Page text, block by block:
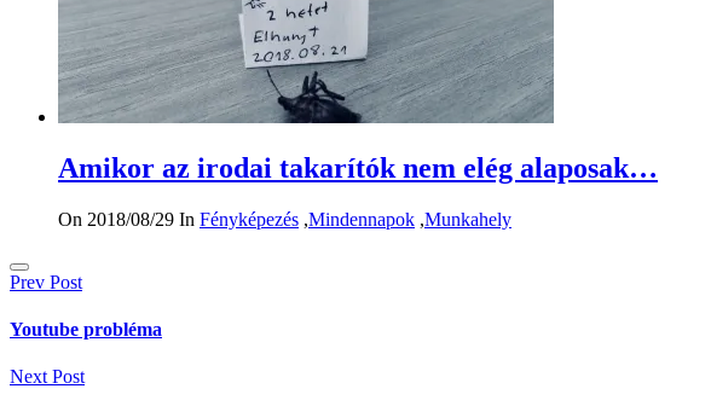
Amikor az irodai takarítók nem elég alaposak…
On 2018/08/29 In Fényképezés ,Mindennapok ,Munkahely
Bejegyzés
navigáció
Prev Post
Youtube probléma
Next Post